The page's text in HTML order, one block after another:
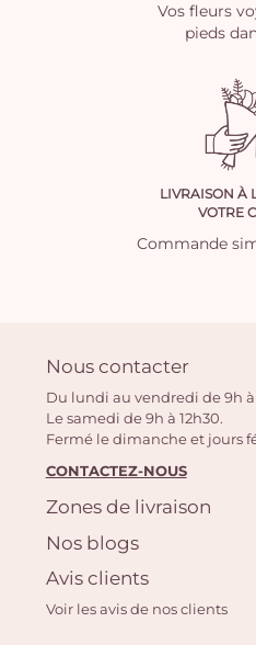
Vos fleurs
pieds
LIVRAISON À
VOTRE
Commande
Nous contacter
Du lundi au vendredi de 9h à
Le samedi de 9h à 12h30.
Fermé le dimanche et jours
CONTACTEZ-NOUS
Zones de livraison
Nos blogs
Avis clients
Voir les avis de nos clients